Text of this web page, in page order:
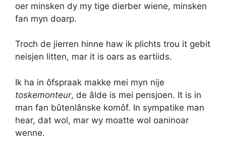
oer minsken dy my tige dierber wiene, minsken
fan myn doarp.
Troch de jierren hinne haw ik plichts trou it gebit
neisjen litten, mar it is oars as eartiids.
Ik ha in ôfspraak makke mei myn nije
toskemonteur, de âlde is mei pensjoen. It is in
man fan bûtenlânske komôf. In sympatike man
hear, dat wol, mar wy moatte wol oaninoar
wenne.